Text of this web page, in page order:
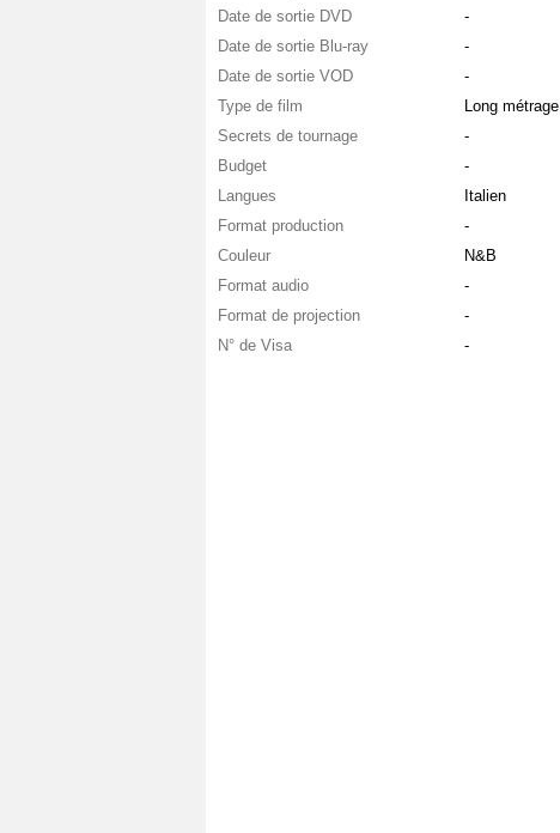
Date de sortie DVD
-
Date de sortie Blu-ray
-
Date de sortie VOD
-
Type de film
Long métrage
Secrets de tournage
-
Budget
-
Langues
Italien
Format production
-
Couleur
N&B
Format audio
-
Format de projection
-
N° de Visa
-